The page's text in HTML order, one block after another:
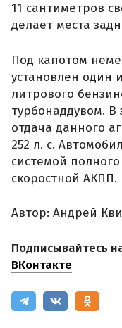
11 сантиметров
делает места
Под капотом
установлен один
литрового
турбонаддувом. В
отдача данного
252 л. с.
системой
скоростной АКПП.
Автор: Андрей
Подписывайтесь
ВКонтакте